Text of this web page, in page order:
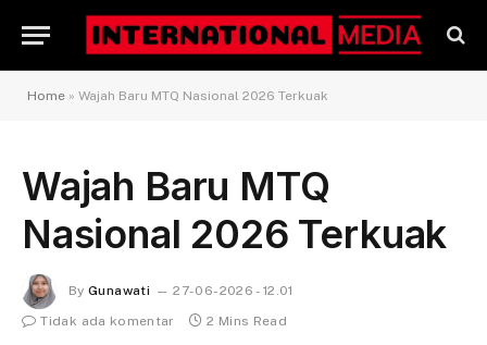
Home » Wajah Baru MTQ Nasional 2026 Terkuak
Wajah Baru MTQ
Nasional 2026 Terkuak
By Gunawati
27-06-2026 - 12.01
Tidak ada komentar
2 Mins Read